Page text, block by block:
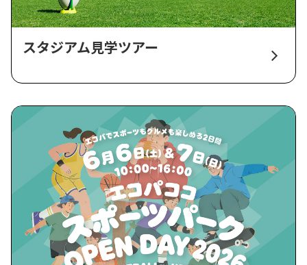
スタジアム見学ツアー